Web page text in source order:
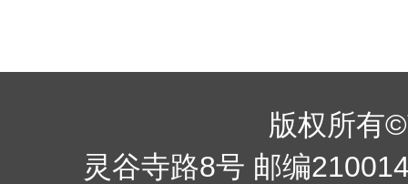
版权所有
灵谷寺路8号 邮编